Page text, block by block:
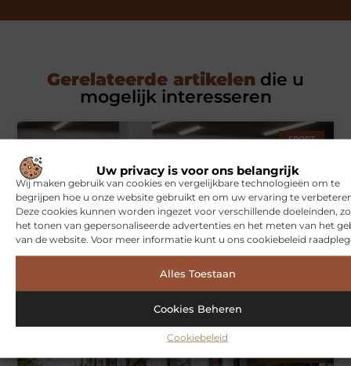
Uw privacy is voor ons belangrijk
Wij maken gebruik van cookies en vergelijkbare technologieën om te
begrijpen hoe u onze website gebruikt en om uw ervaring te
Deze cookies kunnen worden ingezet voor verschillende doeleinden,
het tonen van gepersonaliseerde advertenties en het meten van het
van de website. Voor meer informatie kunt u ons cookiebeleid
Alles Toestaan
Cookies Beheren
Cookiebeleid
Gerelateerde artikelen die u
mogelijk interesseren
SPORT
effectieve workout